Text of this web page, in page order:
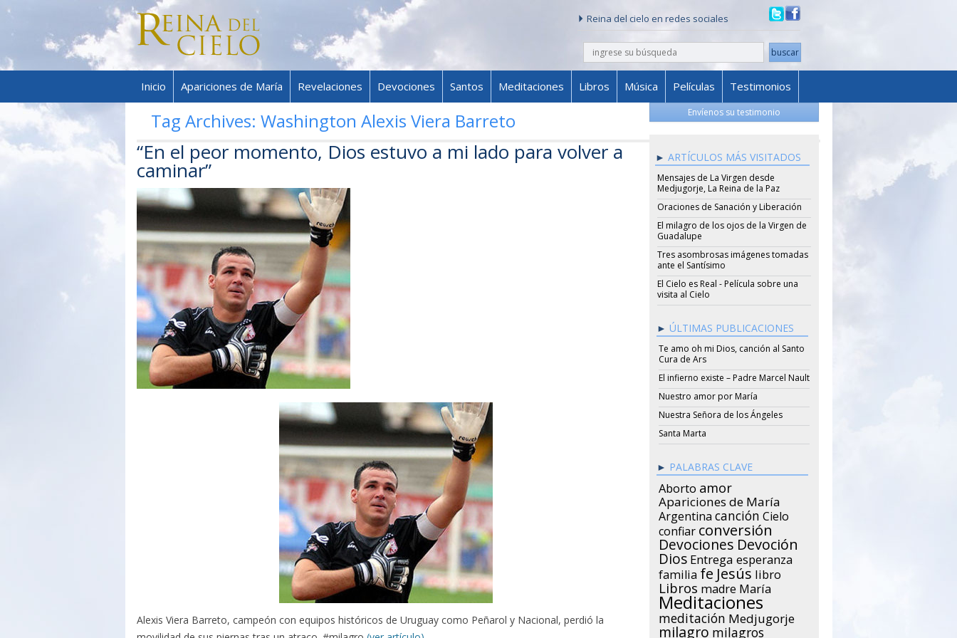
Reina del cielo en redes sociales
buscar
Skip to content
Inicio Apariciones de María Revelaciones Devociones Santos Meditaciones Libros Música Películas Testimonios
Tag Archives: Washington Alexis Viera Barreto
“En el peor momento, Dios estuvo a mi lado para volver a
caminar”
Alexis Viera Barreto, campeón con equipos históricos de Uruguay como Peñarol y Nacional, perdió la
Envíenos su testimonio
ARTÍCULOS MÁS VISITADOS
Mensajes de La Virgen desde
Medjugorje, La Reina de la Paz
Oraciones de Sanación y Liberación
El milagro de los ojos de la Virgen de
Guadalupe
Tres asombrosas imágenes tomadas
ante el Santísimo
El Cielo es Real - Película sobre una
visita al Cielo
ÚLTIMAS PUBLICACIONES
Te amo oh mi Dios, canción al Santo
Cura de Ars
El infierno existe – Padre Marcel Nault
Nuestro amor por María
Nuestra Señora de los Ángeles
Santa Marta
PALABRAS CLAVE
Aborto amor
Apariciones de María
Argentina canción Cielo
confiar conversión
Devociones Devoción
Dios Entrega esperanza
familia fe Jesús libro
Libros madre María
Meditaciones
meditación Medjugorje
milagro milagros